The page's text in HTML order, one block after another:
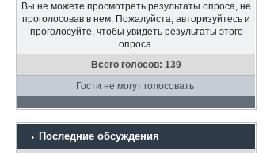
Вы не можете просмотреть результаты опроса, не
проголосовав в нем. Пожалуйста, авторизуйтесь и
проголосуйте, чтобы увидеть результаты этого
опроса.
Всего голосов: 139
Гости не могут голосовать
Последние обсуждения